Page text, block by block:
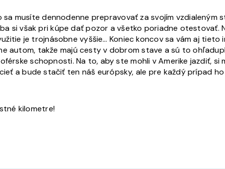
musíte dennodenne prepravovať za svojím vzdialeným
si však pri kúpe dať pozor a všetko poriadne otestovať.
je trojnásobne vyššie… Koniec koncov sa vám aj tieto
autom, takže majú cesty v dobrom stave a sú to
schopnosti. Na to, aby ste mohli v Amerike jazdiť, si
a bude stačiť ten náš európsky, ale pre každý prípad
kilometre!